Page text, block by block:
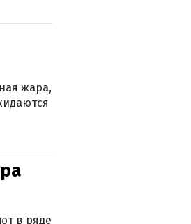
жара,
в ряде